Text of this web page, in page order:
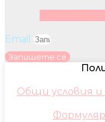
Email
Запишете се
Общи условия